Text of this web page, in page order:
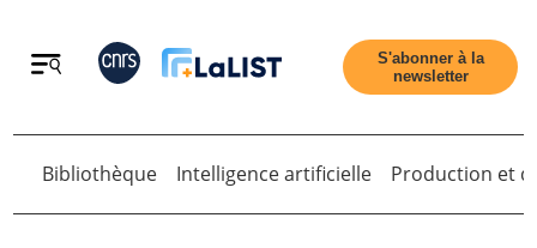
Retour
S'abonner à la
newsletter
Retour
Bibliothèque Intelligence artificielle Production et